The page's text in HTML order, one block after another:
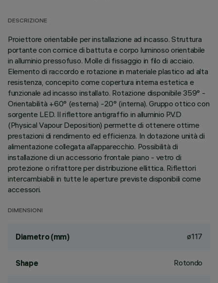
DESCRIZIONE
Proiettore orientabile per installazione ad incasso. Struttura
portante con cornice di battuta e corpo luminoso orientabile
in alluminio pressofuso. Molle di fissaggio in filo di acciaio.
Elemento di raccordo e rotazione in materiale plastico ad alta
resistenza, concepito come copertura interna estetica e
funzionale ad incasso installato. Rotazione disponibile 359° -
Orientabilità +60° (esterna) -20° (interna). Gruppo ottico con
sorgente LED. Il riflettore antigraffio in alluminio P.V.D
(Physical Vapour Deposition) permette di ottenere ottime
prestazioni di rendimento ed efficienza. In dotazione unità di
alimentazione collegata all’apparecchio. Possibilità di
installazione di un accessorio frontale piano - vetro di
protezione o rifrattore per distribuzione ellittica. Riflettori
intercambiabili in tutte le aperture previste disponibili come
accessori.
DIMENSIONI
Diametro (mm) ø117
Shape Rotondo